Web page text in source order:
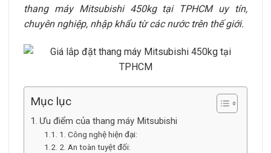
thang máy Mitsubishi 450kg tại TPHCM uy tín,
chuyên nghiệp, nhập khẩu từ các nước trên thế giới.
Mục lục
Ưu điểm của thang máy Mitsubishi
1. Công nghệ hiện đại:
2. An toàn tuyệt đối: